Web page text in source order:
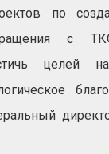
по
с
целей